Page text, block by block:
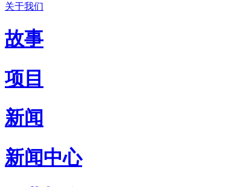
关于我们
故事
项目
新闻
新闻中心